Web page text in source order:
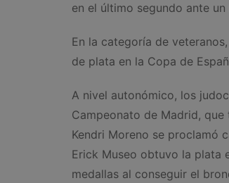
en el último segundo ante
En la categoría de
de plata en la Copa de
A nivel autonómico, los
Campeonato de Madrid,
Kendri Moreno se proclamó
Erick Museo obtuvo la plata
medallas al conseguir el